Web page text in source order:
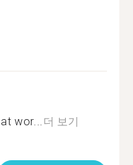
wor...더 보기